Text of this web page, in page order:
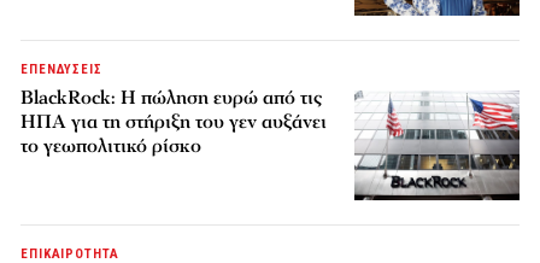
ΕΠΕΝΔΥΣΕΙΣ
BlackRock: Η πώληση ευρώ από τις
ΗΠΑ για τη στήριξη του γεν αυξάνει
το γεωπολιτικό ρίσκο
ΕΠΙΚΑΙΡΟΤΗΤΑ